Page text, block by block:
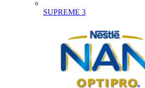
SUPREME 3